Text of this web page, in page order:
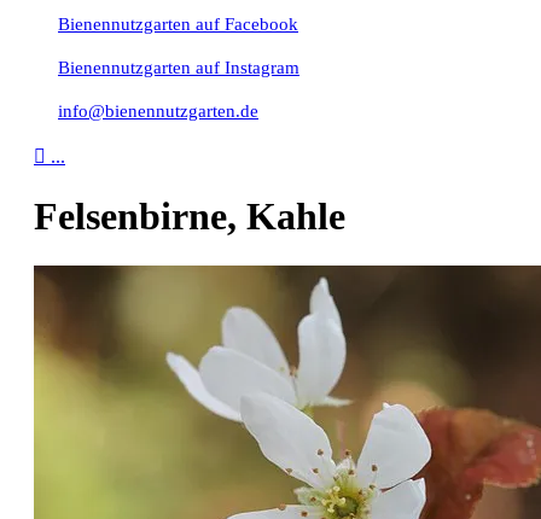
Bienennutzgarten auf Facebook
Bienennutzgarten auf Instagram
info@bienennutzgarten.de
 ...
Felsenbirne, Kahle